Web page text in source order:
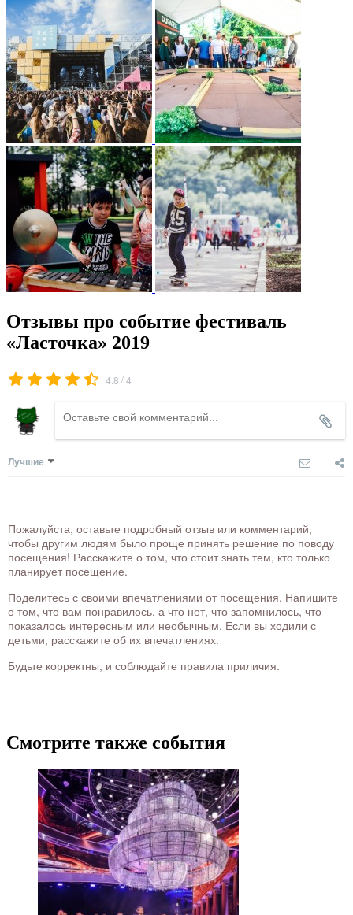
Отзывы про событие фестиваль
«Ласточка» 2019
4.8 /4
Лучшие
Пожалуйста, оставьте подробный отзыв или комментарий,
чтобы другим людям было проще принять решение по поводу
посещения! Расскажите о том, что стоит знать тем, кто только
планирует посещение.
Поделитесь с своими впечатлениями от посещения. Напишите
о том, что вам понравилось, а что нет, что запомнилось, что
показалось интересным или необычным. Если вы ходили с
детьми, расскажите об их впечатлениях.
Будьте корректны, и соблюдайте правила приличия.
Смотрите также события